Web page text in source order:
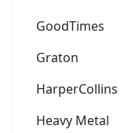
GoodTimes
Graton
HarperCollins
Heavy Metal